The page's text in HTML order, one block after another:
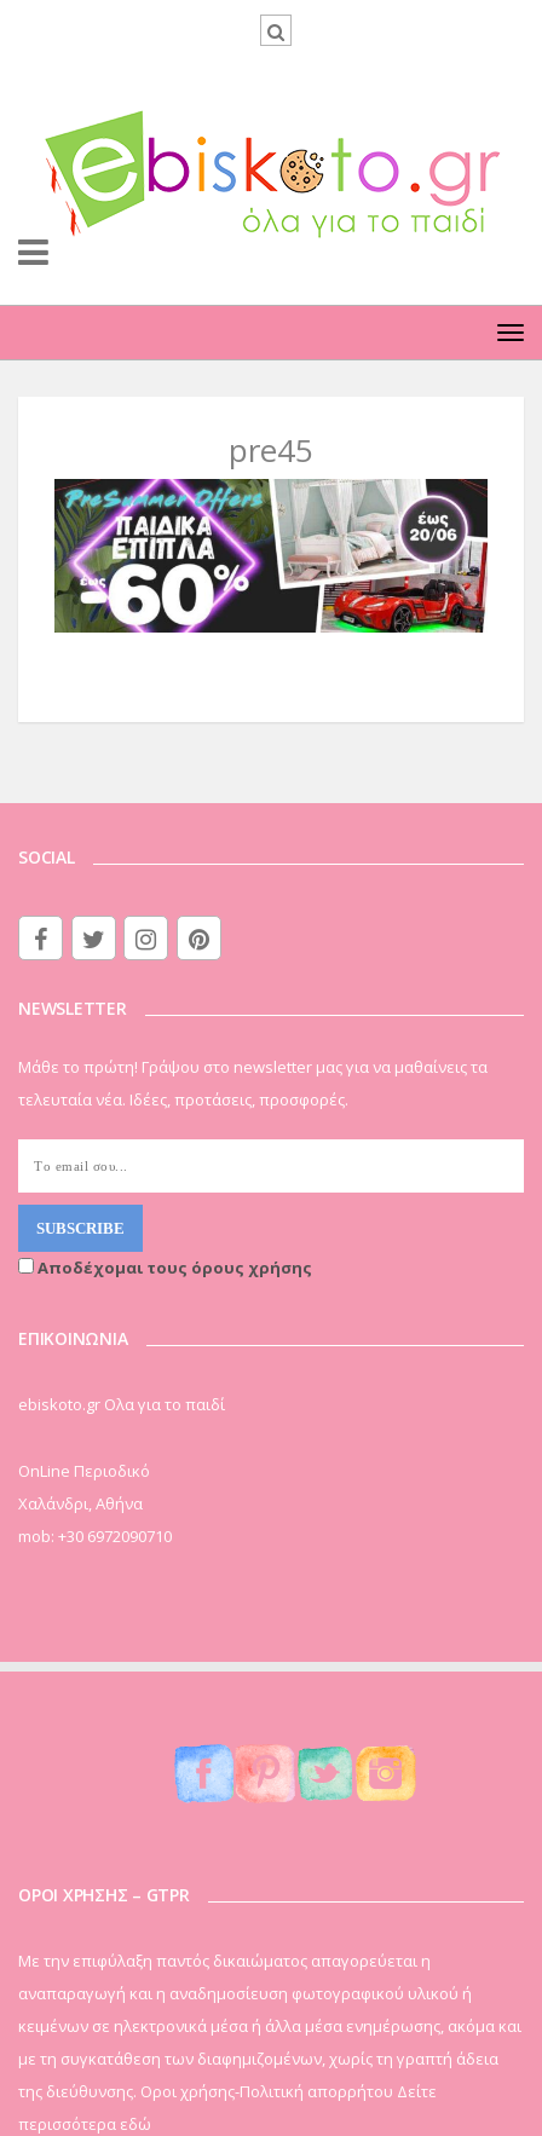
pre45
SOCIAL
NEWSLETTER
Μάθε το πρώτη! Γράψου στο newsletter μας για να μαθαίνεις τα
τελευταία νέα. Ιδέες, προτάσεις, προσφορές.
Αποδέχομαι τους όρους χρήσης
ΕΠΙΚΟΙΝΩΝΙΑ
ebiskoto.gr Ολα για το παιδί
OnLine Περιοδικό
Χαλάνδρι, Αθήνα
mob: +30 6972090710
ΟΡΟΙ ΧΡΗΣΗΣ – GTPR
Mε την επιφύλαξη παντός δικαιώματος απαγορεύεται η
αναπαραγωγή και η αναδημοσίευση φωτογραφικού υλικού ή
κειμένων σε ηλεκτρονικά μέσα ή άλλα μέσα ενημέρωσης, ακόμα και
με τη συγκατάθεση των διαφημιζομένων, χωρίς τη γραπτή άδεια
της διεύθυνσης. Οροι χρήσης-Πολιτική απορρήτου Δείτε
περισσότερα εδώ